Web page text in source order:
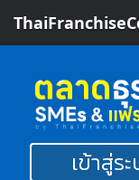
เข้าสู่ร